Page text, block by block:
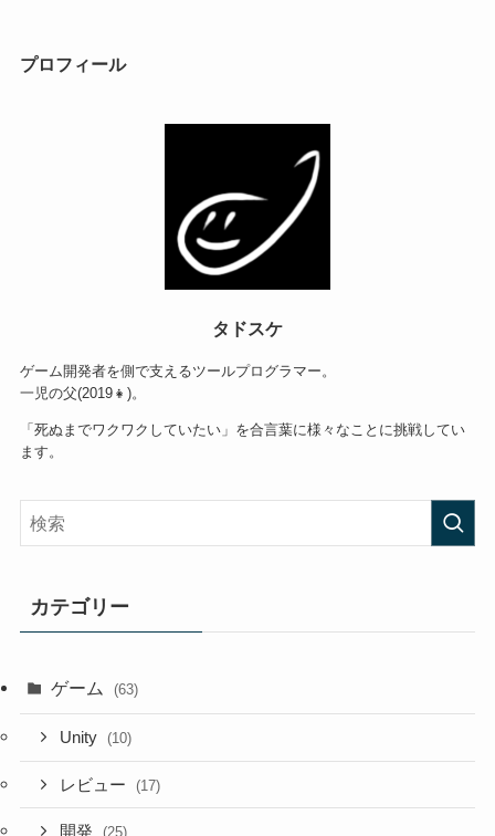
プロフィール
タドスケ
ゲーム開発者を側で支えるツールプログラマー。
一児の父(2019👧)。
「死ぬまでワクワクしていたい」を合言葉に様々なことに挑戦してい
ます。
カテゴリー
ゲーム (63)
Unity (10)
レビュー (17)
開発 (25)